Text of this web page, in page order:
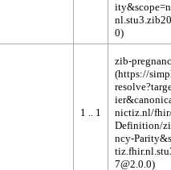
1 .. 1
zib-